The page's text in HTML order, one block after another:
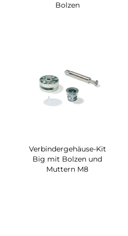
Bolzen
Verbindergehäuse-Kit
Big mit Bolzen und
Muttern M8